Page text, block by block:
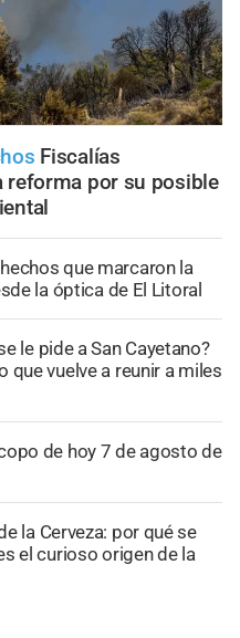
Fiscalías
reforma por su posible
que marcaron la
la óptica de El Litoral
le pide a San Cayetano?
que vuelve a reunir a miles
de hoy 7 de agosto de
la Cerveza: por qué se
el curioso origen de la